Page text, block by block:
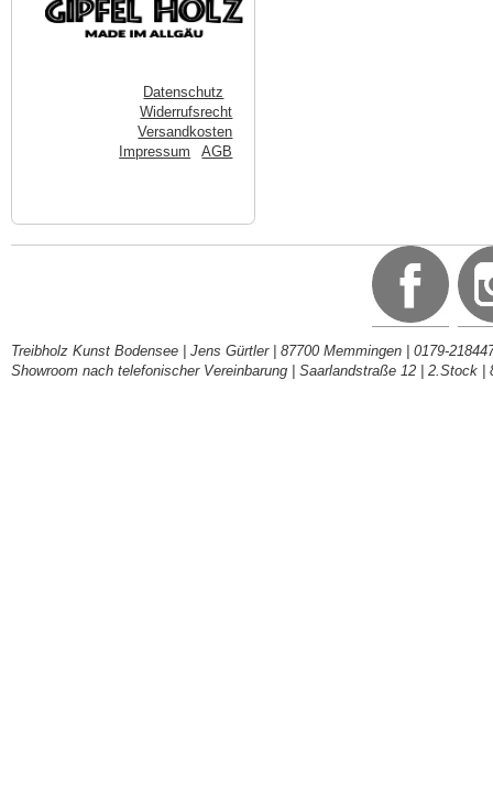
Datenschutz
Widerrufsrecht
Versandkosten
Impressum
AGB
Treibholz Kunst Bodensee | Jens Gürtler | 87700 Memmingen | 0179-
Showroom nach telefonischer Vereinbarung | Saarlandstraße 12 | 2.Stock |